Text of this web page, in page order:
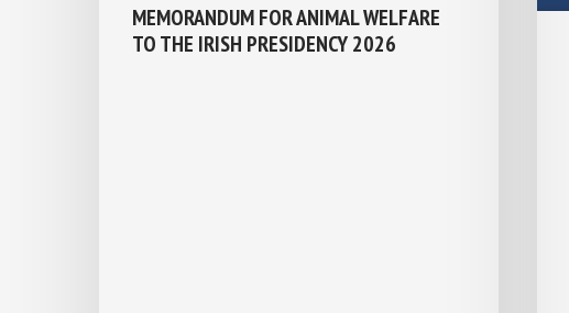
MEMORANDUM FOR ANIMAL WELFARE
TO THE IRISH PRESIDENCY 2026